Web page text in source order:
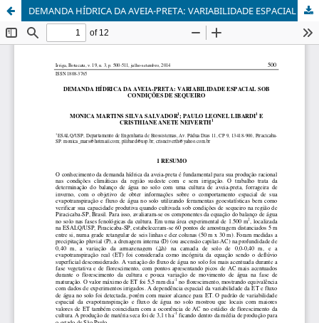
DEMANDA HÍDRICA DA AVEIA-PRETA: VARIABILIDADE ESPACIAL SOB CONDIÇÕES DE SEQUEIRO